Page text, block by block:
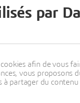
sur
par
afin de vous
vous proposons
partager du contenu